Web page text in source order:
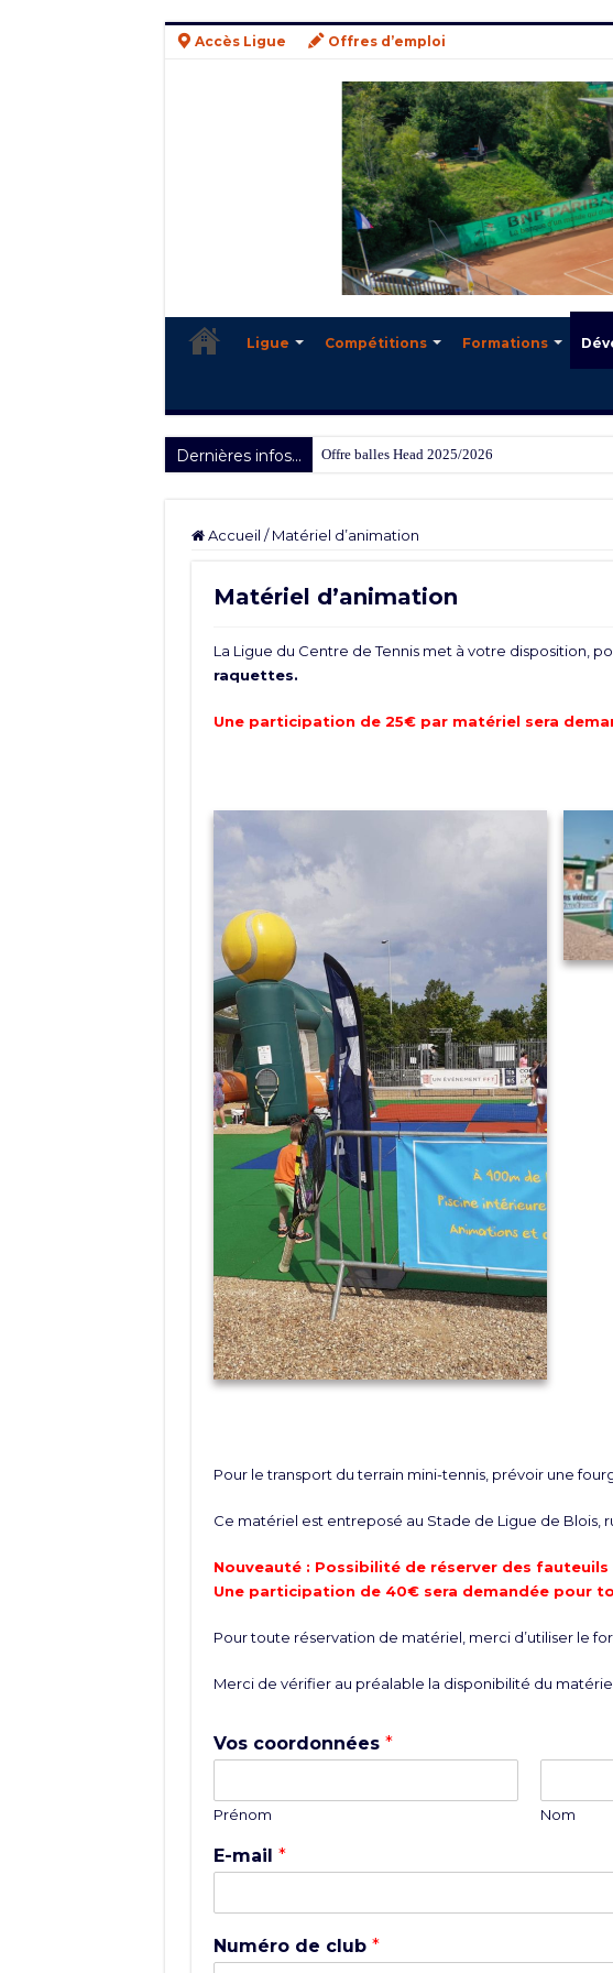
Accès Ligue Offres d’emploi
Ligue Compétitions Formations
Dernières infos... Offre balles Head 2025/2026
Accueil / Matériel d’animation
Matériel d’animation
La Ligue du Centre de Tennis met à votre disposition,
raquettes.
Une participation de 25€ par matériel sera
Pour le transport du terrain mini-tennis, prévoir une
Ce matériel est entreposé au Stade de Ligue de Blois,
Nouveauté : Possibilité de réserver des fauteuils
Une participation de 40€ sera demandée pour
Pour toute réservation de matériel, merci d’utiliser le
Merci de vérifier au préalable la disponibilité du
Vos coordonnées *
Prénom Nom
E-mail *
Numéro de club *